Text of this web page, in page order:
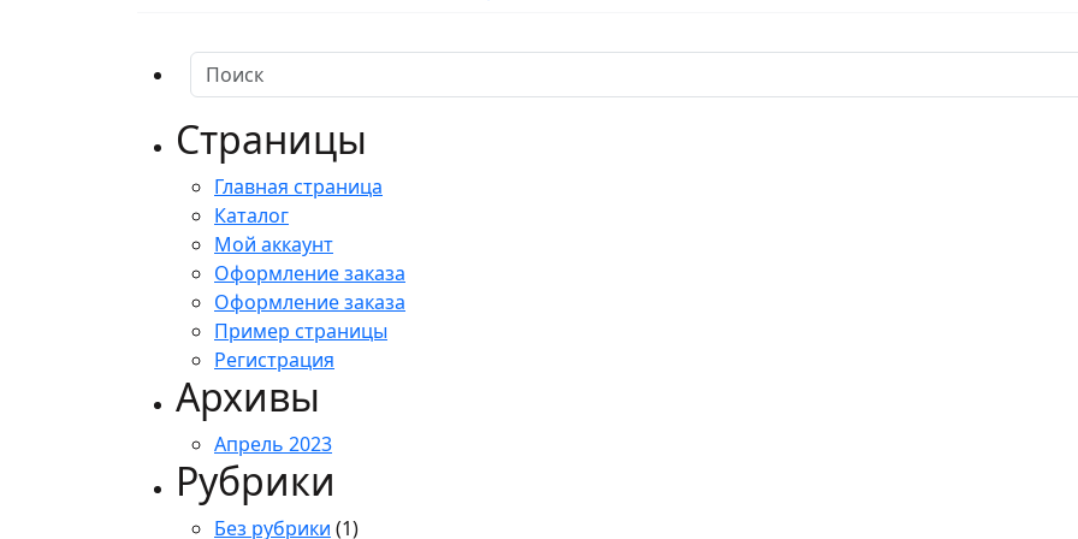
Страницы
Главная страница
Каталог
Мой аккаунт
Оформление заказа
Оформление заказа
Пример страницы
Регистрация
Архивы
Апрель 2023
Рубрики
Без рубрики (1)